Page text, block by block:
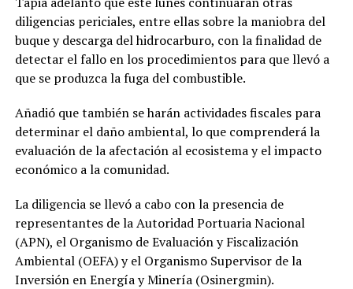
diligencias periciales, entre ellas sobre la maniobra del
buque y descarga del hidrocarburo, con la finalidad de
detectar el fallo en los procedimientos para que llevó a
que se produzca la fuga del combustible.
Añadió que también se harán actividades fiscales para
determinar el daño ambiental, lo que comprenderá la
evaluación de la afectación al ecosistema y el impacto
económico a la comunidad.
La diligencia se llevó a cabo con la presencia de
representantes de la Autoridad Portuaria Nacional
(APN), el Organismo de Evaluación y Fiscalización
Ambiental (OEFA) y el Organismo Supervisor de la
Inversión en Energía y Minería (Osinergmin).